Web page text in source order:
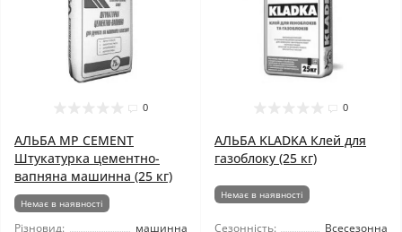
0
АЛЬБА MP CEMENT
Штукатурка цементно-
вапняна машинна (25 кг)
Немає в наявності
Різновид:
машинна
0
АЛЬБА KLADKA Клей для
газоблоку (25 кг)
Немає в наявності
Сезонність:
Всесезонна